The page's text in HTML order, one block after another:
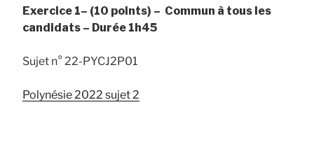
Exercice 1– (10 points) – Commun à tous les
candidats – Durée 1h45
Sujet n° 22-PYCJ2P01
Polynésie 2022 sujet 2